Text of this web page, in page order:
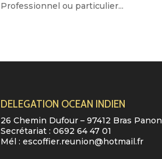
Professionnel ou particulier...
DELEGATION OCEAN INDIEN
26 Chemin Dufour – 97412 Bras Panon
Secrétariat :0692 64 47 01
Mél :escoffier.reunion@hotmail.fr